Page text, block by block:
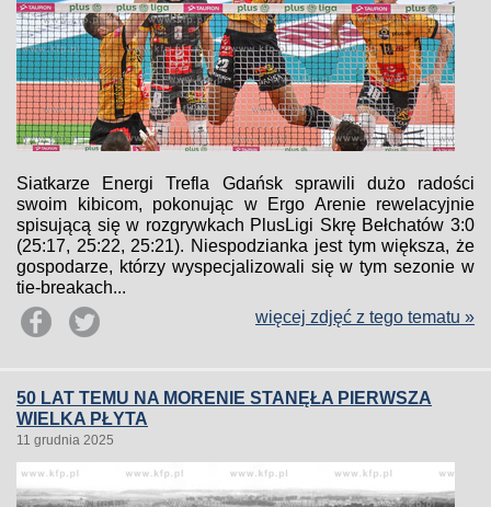
Siatkarze Energi Trefla Gdańsk sprawili dużo radości
swoim kibicom, pokonując w Ergo Arenie rewelacyjnie
spisującą się w rozgrywkach PlusLigi Skrę Bełchatów 3:0
(25:17, 25:22, 25:21). Niespodzianka jest tym większa, że
gospodarze, którzy wyspecjalizowali się w tym sezonie w
tie-breakach...
więcej zdjęć z tego tematu »
50 LAT TEMU NA MORENIE STANĘŁA PIERWSZA
WIELKA PŁYTA
11 grudnia 2025